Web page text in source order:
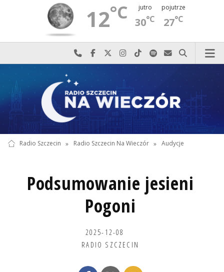
12°C jutro
30°C
pojutrze
27°C
Najlepiej po prostu do nas zadzwoń
Odwiedź nas na Facebook-u
Odwiedź nas na X
Odwiedź nas na Instagram-ie
Odwiedź nas na TikTok-u
Szukaj nas na Spotify
Wyślij do nas
Szukaj
Radio Szczecin » Radio Szczecin Na Wieczór » Audycje
Podsumowanie jesieni
Pogoni
2025-12-08
RADIO SZCZECIN